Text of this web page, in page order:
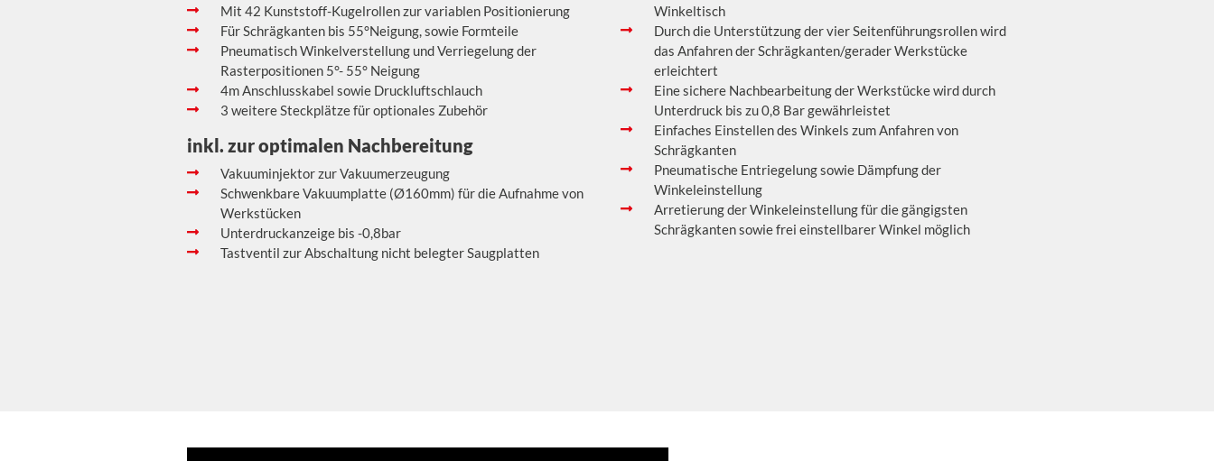
Mit 42 Kunststoff-Kugelrollen zur variablen Positionierung
Für Schrägkanten bis 55°Neigung, sowie Formteile
Pneumatisch Winkelverstellung und Verriegelung der
Rasterpositionen 5°- 55° Neigung
4m Anschlusskabel sowie Druckluftschlauch
3 weitere Steckplätze für optionales Zubehör
inkl. zur optimalen Nachbereitung
Vakuuminjektor zur Vakuumerzeugung
Schwenkbare Vakuumplatte (Ø160mm) für die Aufnahme von
Werkstücken
Unterdruckanzeige bis -0,8bar
Tastventil zur Abschaltung nicht belegter Saugplatten
Winkeltisch
Durch die Unterstützung der vier Seitenführungsrollen wird
das Anfahren der Schrägkanten/gerader Werkstücke
erleichtert
Eine sichere Nachbearbeitung der Werkstücke wird durch
Unterdruck bis zu 0,8 Bar gewährleistet
Einfaches Einstellen des Winkels zum Anfahren von
Schrägkanten
Pneumatische Entriegelung sowie Dämpfung der
Winkeleinstellung
Arretierung der Winkeleinstellung für die gängigsten
Schrägkanten sowie frei einstellbarer Winkel möglich